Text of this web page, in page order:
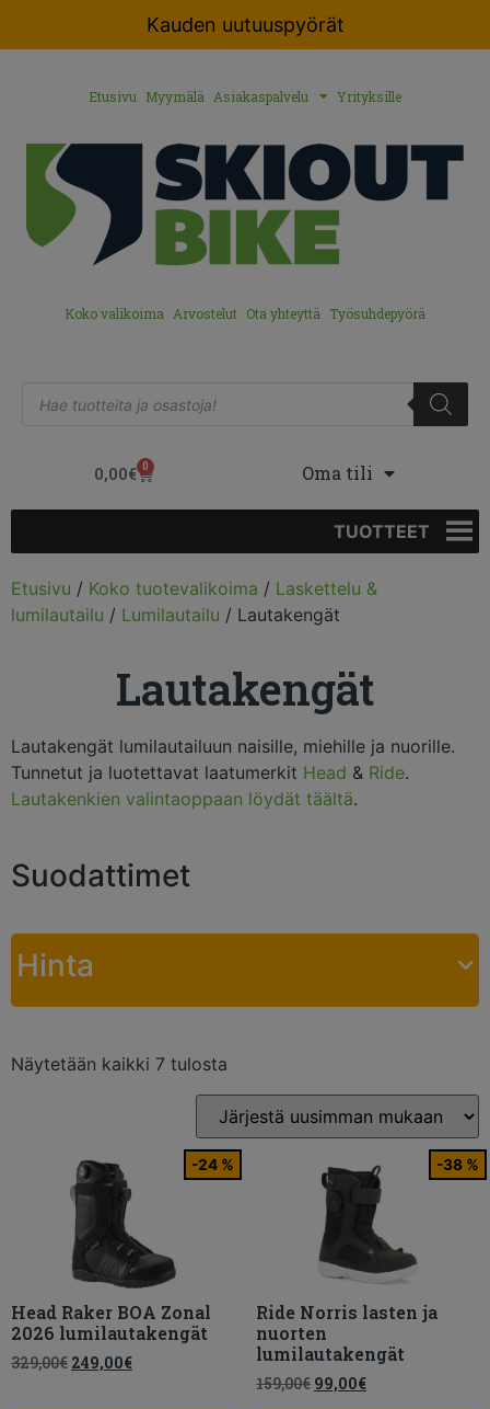
Kauden uutuuspyörät
Etusivu Myymälä Asiakaspalvelu Yrityksille
Koko valikoima Arvostelut Ota yhteyttä Työsuhdepyörä
0,00€ 0 Oma tili
TUOTTEET
Etusivu / Koko tuotevalikoima / Laskettelu &
lumilautailu / Lumilautailu / Lautakengät
Lautakengät
Lautakengät lumilautailuun naisille, miehille ja nuorille.
Tunnetut ja luotettavat laatumerkit Head & Ride.
Lautakenkien valintaoppaan löydät täältä.
Suodattimet
Hinta
Näytetään kaikki 7 tulosta
-24 %
Head Raker BOA Zonal
2026 lumilautakengät
329,00€ 249,00€
-38 %
Ride Norris lasten ja
nuorten
lumilautakengät
159,00€ 99,00€